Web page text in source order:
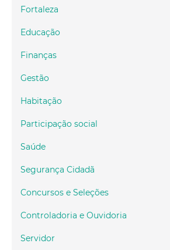
Fortaleza
Educação
Finanças
Gestão
Habitação
Participação social
Saúde
Segurança Cidadã
Concursos e Seleções
Controladoria e Ouvidoria
Servidor